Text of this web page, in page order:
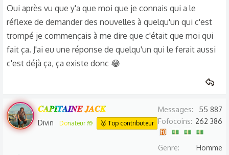
Bah C'est Qu'au Fond ..
Elle n'en a pas Envie ..
Oui après vu que y'a que moi que je connais qui a le
réflexe de demander des nouvelles à quelqu'un qui c'est
trompé je commençais à me dire que c'était que moi qui
fait ça. J'ai eu une réponse de quelqu'un qui le ferait aussi
c'est déjà ça, ça existe donc 😂
𝑪𝑨𝑷𝑰𝑻𝑨𝑰𝑵𝑬 𝑱𝑨𝑪𝑲
Divin Donateur 🤲 🥇 Top contributeur
Messages
55 887
Fofocoins
262 386
Genre Homme